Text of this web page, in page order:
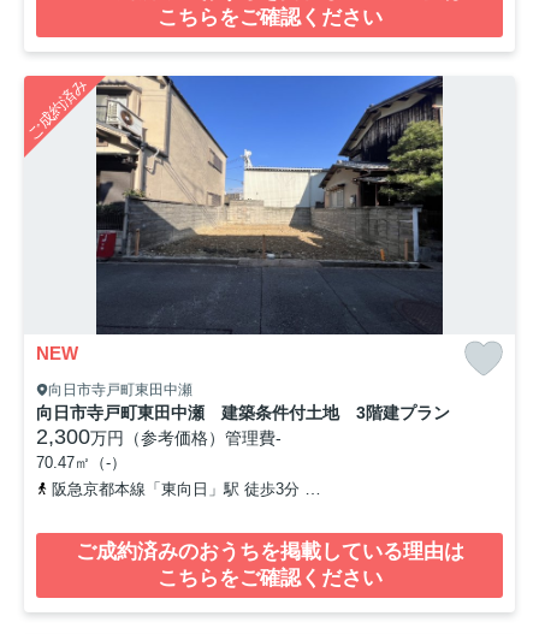
こちらをご確認ください
ご成約済み
NEW
向日市寺戸町東田中瀬
向日市寺戸町東田中瀬 建築条件付土地 3階建プラン
2,300万円（参考価格） 管理費-
70.47㎡（-）
阪急京都本線「東向日」駅 徒歩3分
ご成約済みのおうちを掲載している理由は
こちらをご確認ください